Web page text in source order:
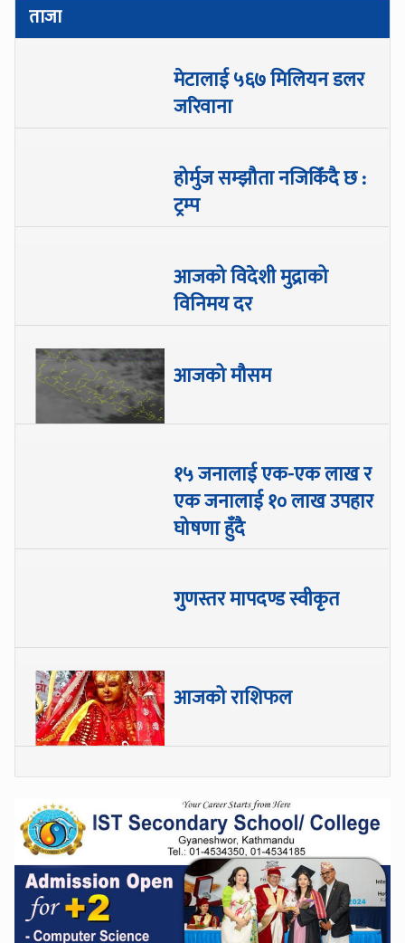
ताजा
मेटालाई ५६७ मिलियन डलर
जरिवाना
होर्मुज सम्झौता नजिकिँदै छ :
ट्रम्प
आजको विदेशी मुद्राको
विनिमय दर
आजको मौसम
१५ जनालाई एक-एक लाख र
एक जनालाई १० लाख उपहार
घोषणा हुँदै
गुणस्तर मापदण्ड स्वीकृत
आजको राशिफल